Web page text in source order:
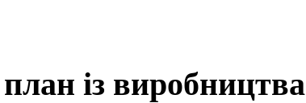
із виробництва